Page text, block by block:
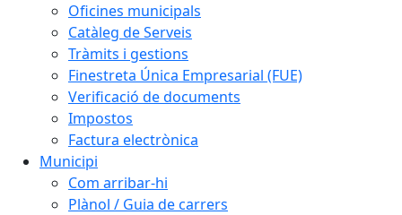
Oficines municipals
Catàleg de Serveis
Tràmits i gestions
Finestreta Única Empresarial (FUE)
Verificació de documents
Impostos
Factura electrònica
Municipi
Com arribar-hi
Plànol / Guia de carrers